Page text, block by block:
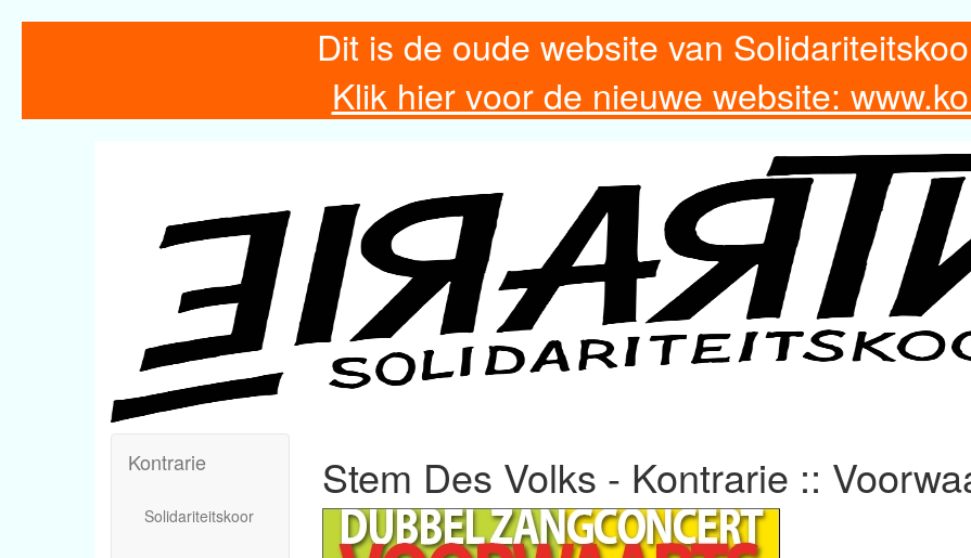
Dit is de oude website van
Klik hier voor de nieuwe website:
Kontrarie
Solidariteitskoor
Stem Des Volks - Kontrarie ::